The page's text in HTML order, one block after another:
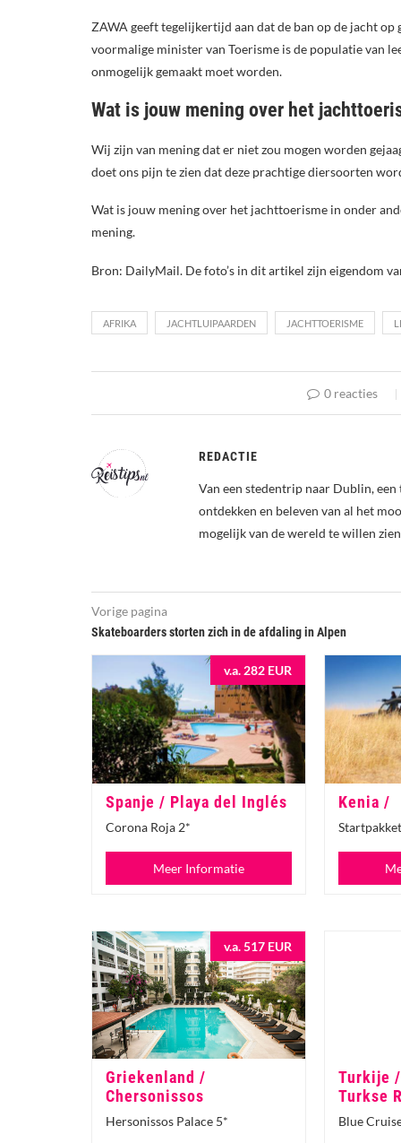
ZAWA geeft tegelijkertijd aan dat de ban op de jacht
voormalige minister van Toerisme is de populatie van
onmogelijk gemaakt moet worden.
Wat is jouw mening over het
Wij zijn van mening dat er niet zou mogen worden
doet ons pijn te zien dat deze prachtige diersoorten
Wat is jouw mening over het jachttoerisme in onder
mening.
Bron: DailyMail. De foto’s in dit artikel zijn eigendom
AFRIKA JACHTLUIPAARDEN JACHTTOERISME
0 reacties
REDACTIE
Van een stedentrip naar Dublin,
ontdekken en beleven van al het
mogelijk van de wereld te willen
Vorige pagina
Skateboarders storten zich in de afdaling in Alpen
v.a. 282 EUR
Spanje / Playa del Inglés
Corona Roja 2*
Meer Informatie
Kenia /
v.a. 517 EUR
Griekenland /
Chersonissos
Hersonissos Palace 5*
Turkije
Turkse
Blue